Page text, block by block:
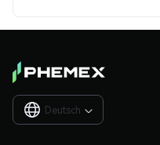
Deutsch 